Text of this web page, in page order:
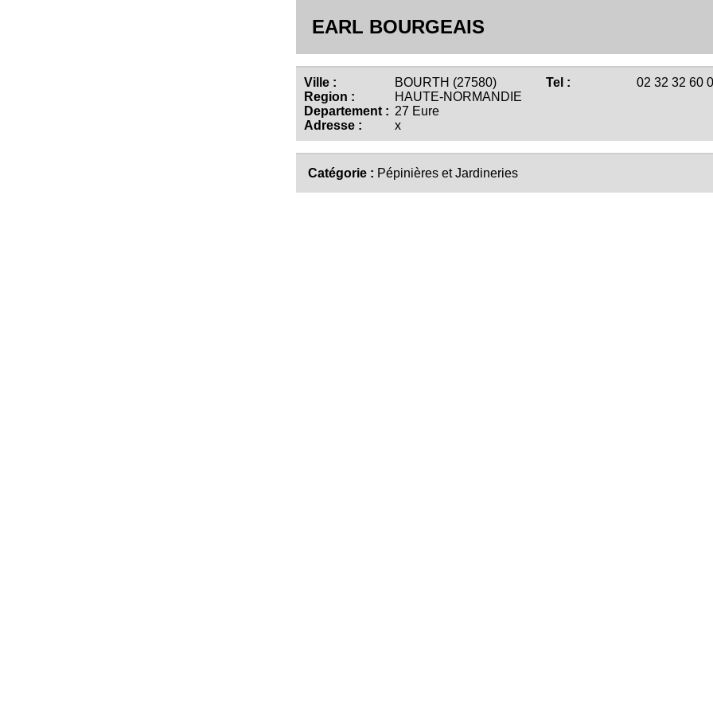
EARL BOURGEAIS
Ville :
BOURTH (27580)
Region :
HAUTE-NORMANDIE
Departement : 27 Eure
Adresse :
x
Tel : 02 32 32 60
Catégorie : Pépinières et Jardineries